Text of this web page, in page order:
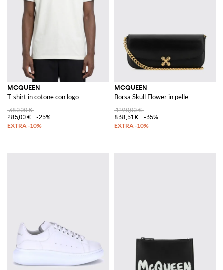
MCQUEEN
T-shirt in cotone con logo
380,00 €
285,00 €
-25%
MCQUEEN
Borsa Skull Flower in pelle
1290,00 €
838,51 €
-35%